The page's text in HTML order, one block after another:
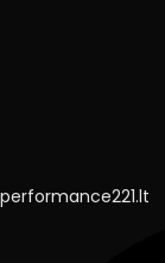
performance221.lt